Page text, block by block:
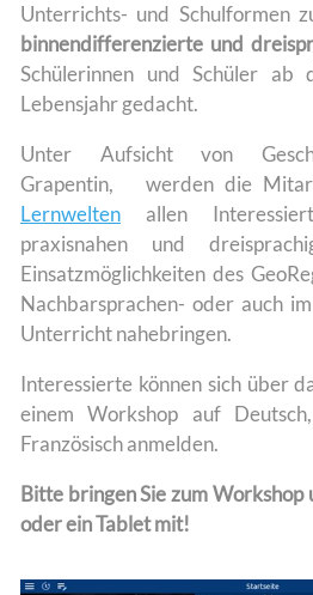
Unterrichts- und Schulformen
binnendifferenzierte und
Schülerinnen und Schüler
Lebensjahr gedacht.
Unter Aufsicht von
Grapentin, werden die
Lernwelten allen
praxisnahen und
Einsatzmöglichkeiten des
Nachbarsprachen- oder auch
Unterricht nahebringen.
Interessierte können sich über
einem Workshop auf
Französisch anmelden.
Bitte bringen Sie zum Workshop
oder ein Tablet mit!